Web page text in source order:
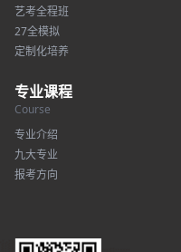
艺考全程班
27全模拟
定制化培养
专业课程
Course
专业介绍
九大专业
报考方向